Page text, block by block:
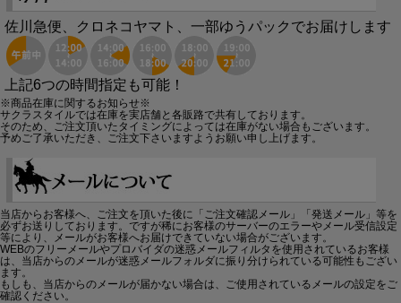
佐川急便、クロネコヤマト、一部ゆうパックでお届けします
上記6つの時間指定も可能！
※商品在庫に関するお知らせ※
サクラスタイルでは在庫を実店舗と各販路で共有しております。
そのため、ご注文頂いたタイミングによっては在庫がない場合もございます。
予めご了承いただき、ご注文下さいますようお願い申し上げます。
当店からお客様へ、ご注文を頂いた後に「ご注文確認メール」「発送メール」等を
必ずお送りしております。ですが稀にお客様のサーバーのエラーやメール受信設定
等により、メールがお客様へお届けできていない場合がございます。
WEBのフリーメールやプロバイダの迷惑メールフィルタを使用されているお客様
は、当店からのメールが迷惑メールフォルダに振り分けられている可能性もござい
ます。
もしも、当店からのメールが届かない場合は、ご使用されているメールの設定をご
確認ください。